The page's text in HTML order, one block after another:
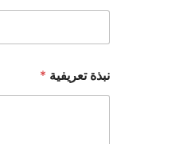
نبذة تعريفية *